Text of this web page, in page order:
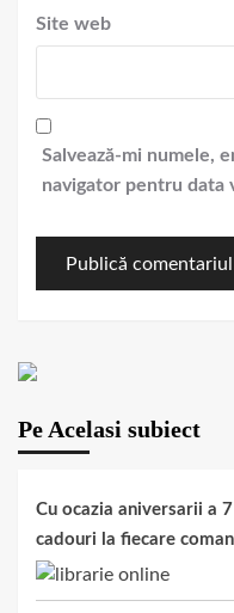
Site web
Salvează-mi numele,
navigator pentru data
Pe Acelasi subiect
Cu ocazia aniversarii a
cadouri la fiecare